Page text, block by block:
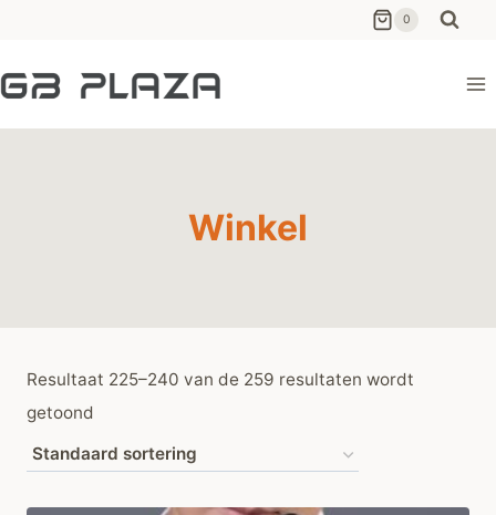
de
inhoud
0
Winkel
Resultaat 225–240 van de 259 resultaten wordt
getoond